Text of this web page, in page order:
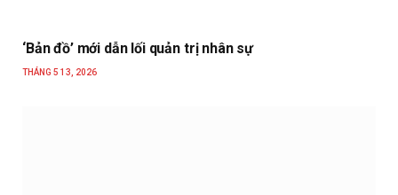
‘Bản đồ’ mới dẫn lối quản trị nhân sự
THÁNG 5 13, 2026